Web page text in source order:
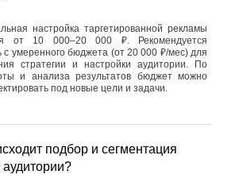
настройка таргетированной рекламы
от 10 000–20 000 ₽. Рекомендуется
с умеренного бюджета (от 20 000 ₽/мес) для
стратегии и настройки аудитории. По
и анализа результатов бюджет можно
под новые цели и задачи.
подбор и сегментация